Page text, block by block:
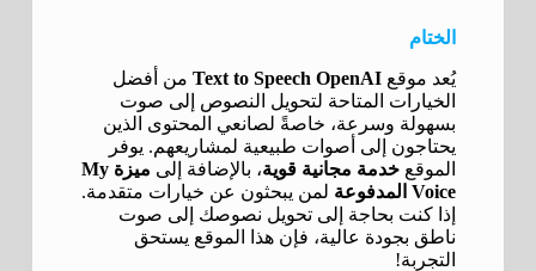
الختام
يُعد موقع Text to Speech OpenAIمن أفضل
الخيارات المتاحة لتحويل النصوص إلى صوت
بسهولة وسرعة، خاصةً لصانعي المحتوى الذين
يحتاجون إلى أصوات طبيعية لمشاريعهم. يوفر
الموقع خدمة مجانية قوية، بالإضافة إلى
ميزة My
Voice المدفوعة
لمن يبحثون عن خيارات متقدمة.
إذا كنت بحاجة إلى تحويل نصوصك إلى صوت
ناطق بجودة عالية، فإن هذا الموقع يستحق
التجربة!